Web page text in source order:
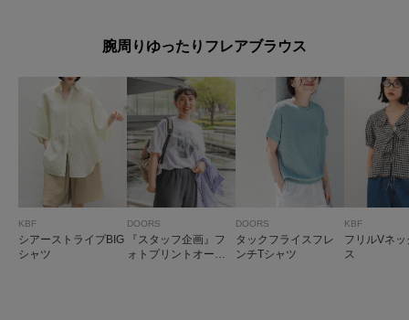
腕周りゆったりフレアブラウス
KBF
シアーストライプBIG
シャツ
DOORS
『スタッフ企画』フ
ォトプリントオーバ
DOORS
タックフライスフレ
ンチTシャツ
KBF
フリルVネ
ス